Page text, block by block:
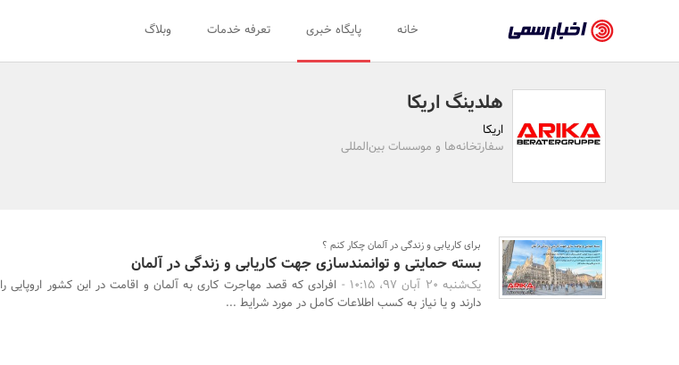
رسمی
اخبار
تایید
سازمان‌ها
و
روابط
خانه پایگاه خبری تعرفه خدمات وبلاگ
هلدینگ اریکا
اریکا
سفارتخانه‌ها و موسسات بین‌المللی
برای کاریابی و زندگی در آلمان چکار کنم ؟
بسته حمایتی و توانمندسازی جهت کاریابی و زندگی در آلمان
یک‌شنبه 20 آبان 97، 10:15 -
افرادی که قصد مهاجرت کاری به آلمان و اقامت در این کشور اروپایی را
دارند و یا نیاز به کسب اطلاعات کامل در مورد شرایط ...